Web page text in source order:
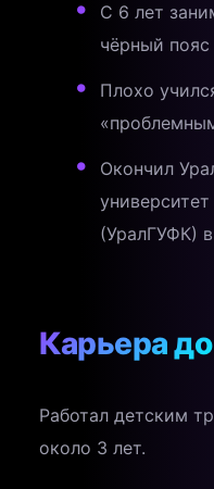
С 6 лет
чёрный пояс
Плохо
Окончил
(УралГУФК)
Карьера
Работал детским
около 3 лет.